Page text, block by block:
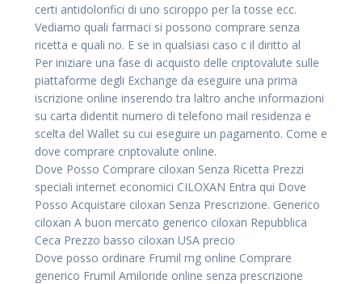
certi antidolorifici di uno sciroppo per la tosse ecc.
Vediamo quali farmaci si possono comprare senza
ricetta e quali no. E se in qualsiasi caso c il diritto al
Per iniziare una fase di acquisto delle criptovalute sulle
piattaforme degli Exchange da eseguire una prima
iscrizione online inserendo tra laltro anche informazioni
su carta didentit numero di telefono mail residenza e
scelta del Wallet su cui eseguire un pagamento. Come e
dove comprare criptovalute online.
Dove Posso Comprare ciloxan Senza Ricetta Prezzi
speciali internet economici CILOXAN Entra qui Dove
Posso Acquistare ciloxan Senza Prescrizione. Generico
ciloxan A buon mercato generico ciloxan Repubblica
Ceca Prezzo basso ciloxan USA precio
Dove posso ordinare Frumil mg online Comprare
generico Frumil Amiloride online senza prescrizione